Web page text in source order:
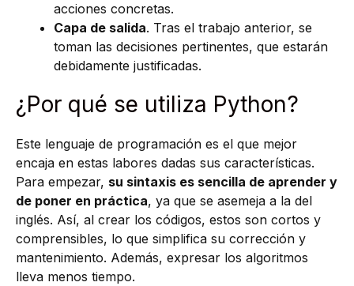
acciones concretas.
Capa de salida. Tras el trabajo anterior, se
toman las decisiones pertinentes, que estarán
debidamente justificadas.
¿Por qué se utiliza Python?
Este lenguaje de programación es el que mejor
encaja en estas labores dadas sus características.
Para empezar, su sintaxis es sencilla de aprender y
de poner en práctica, ya que se asemeja a la del
inglés. Así, al crear los códigos, estos son cortos y
comprensibles, lo que simplifica su corrección y
mantenimiento. Además, expresar los algoritmos
lleva menos tiempo.